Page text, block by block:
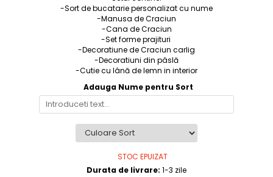
-Sort de bucatarie personalizat cu nume
-Manusa de Craciun
-Cana de Craciun
-Set forme prajituri
-Decoratiune de Craciun carlig
-Decoratiuni din pâslă
-Cutie cu lână de lemn in interior
Adauga Nume pentru Sort
STOC EPUIZAT
Durata de livrare: 1-3 zile